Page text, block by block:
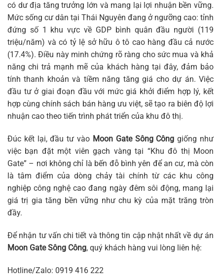
có dư địa tăng trưởng lớn và mang lại lợi nhuận bền vững.
Mức sống cư dân tại Thái Nguyên đang ở ngưỡng cao: tỉnh
đứng số 1 khu vực về GDP bình quân đầu người (119
triệu/năm) và có tỷ lệ sở hữu ô tô cao hàng đầu cả nước
(17.4%). Điều này minh chứng rõ ràng cho sức mua và khả
năng chi trả mạnh mẽ của khách hàng tại đây, đảm bảo
tính thanh khoản và tiềm năng tăng giá cho dự án. Việc
đầu tư ở giai đoạn đầu với mức giá khởi điểm hợp lý, kết
hợp cùng chính sách bán hàng ưu việt, sẽ tạo ra biên độ lợi
nhuận cao theo tiến trình phát triển của khu đô thị.
Đúc kết lại, đầu tư vào Moon Gate Sông Công giống như
việc bạn đặt một viên gạch vàng tại “Khu đô thị Moon
Gate” – nơi không chỉ là bến đỗ bình yên để an cư, mà còn
là tâm điểm của dòng chảy tài chính từ các khu công
nghiệp công nghệ cao đang ngày đêm sôi động, mang lại
giá trị gia tăng bền vững như chu kỳ của mặt trăng tròn
đầy.
Để nhận tư vấn chi tiết và thông tin cập nhật nhất về dự án
Moon Gate Sông Công, quý khách hàng vui lòng liên hệ:
Hotline/Zalo: 0919 416 222